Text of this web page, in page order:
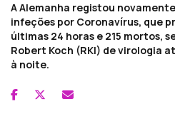
A Alemanha registou
infeções por Coronavírus, que
últimas 24 horas e 215 mortos,
Robert Koch (RKI) de virologia
à noite.